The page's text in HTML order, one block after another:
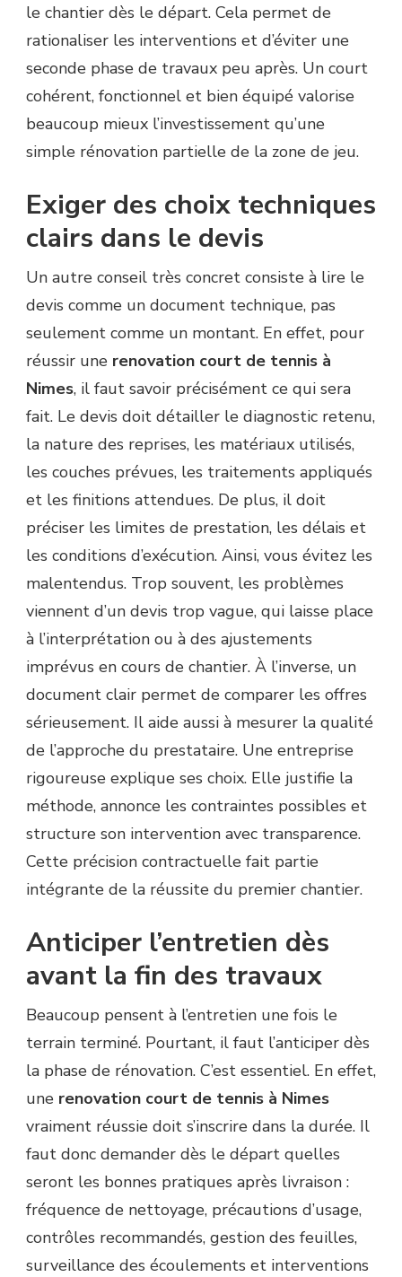
le chantier dès le départ. Cela permet de
rationaliser les interventions et d’éviter une
seconde phase de travaux peu après. Un court
cohérent, fonctionnel et bien équipé valorise
beaucoup mieux l’investissement qu’une
simple rénovation partielle de la zone de jeu.
Exiger des choix techniques
clairs dans le devis
Un autre conseil très concret consiste à lire le
devis comme un document technique, pas
seulement comme un montant. En effet, pour
réussir une renovation court de tennis à
Nimes, il faut savoir précisément ce qui sera
fait. Le devis doit détailler le diagnostic retenu,
la nature des reprises, les matériaux utilisés,
les couches prévues, les traitements appliqués
et les finitions attendues. De plus, il doit
préciser les limites de prestation, les délais et
les conditions d’exécution. Ainsi, vous évitez les
malentendus. Trop souvent, les problèmes
viennent d’un devis trop vague, qui laisse place
à l’interprétation ou à des ajustements
imprévus en cours de chantier. À l’inverse, un
document clair permet de comparer les offres
sérieusement. Il aide aussi à mesurer la qualité
de l’approche du prestataire. Une entreprise
rigoureuse explique ses choix. Elle justifie la
méthode, annonce les contraintes possibles et
structure son intervention avec transparence.
Cette précision contractuelle fait partie
intégrante de la réussite du premier chantier.
Anticiper l’entretien dès
avant la fin des travaux
Beaucoup pensent à l’entretien une fois le
terrain terminé. Pourtant, il faut l’anticiper dès
la phase de rénovation. C’est essentiel. En effet,
une renovation court de tennis à Nimes
vraiment réussie doit s’inscrire dans la durée. Il
faut donc demander dès le départ quelles
seront les bonnes pratiques après livraison :
fréquence de nettoyage, précautions d’usage,
contrôles recommandés, gestion des feuilles,
surveillance des écoulements et interventions